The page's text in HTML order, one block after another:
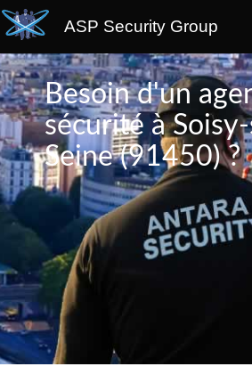
ASP Security Group
Besoin d'un
sécurité à
Seine (91450) ?